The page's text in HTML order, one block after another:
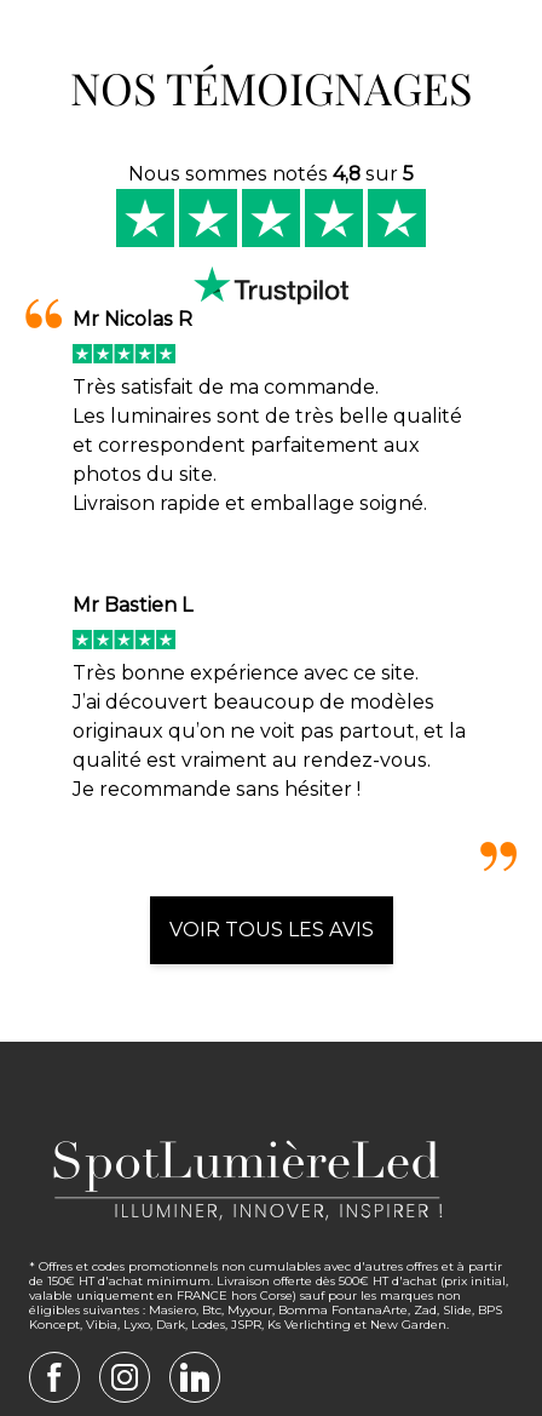
NOS TÉMOIGNAGES
Nous sommes notés 4,8 sur 5
Mr Nicolas R
Très satisfait de ma commande.
Les luminaires sont de très belle qualité
et correspondent parfaitement aux
photos du site.
Livraison rapide et emballage soigné.
Mr Bastien L
Très bonne expérience avec ce site.
J’ai découvert beaucoup de modèles
originaux qu’on ne voit pas partout, et la
qualité est vraiment au rendez-vous.
Je recommande sans hésiter !
VOIR TOUS LES AVIS
* Offres et codes promotionnels non cumulables avec d'autres offres et à partir
de 150€ HT d'achat minimum. Livraison offerte dès 500€ HT d'achat (prix initial,
valable uniquement en FRANCE hors Corse) sauf pour les marques non
éligibles suivantes : Masiero, Btc, Myyour, Bomma FontanaArte, Zad, Slide, BPS
Koncept, Vibia, Lyxo, Dark, Lodes, JSPR, Ks Verlichting et New Garden.